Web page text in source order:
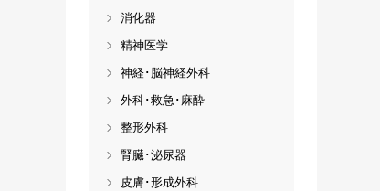
消化器
精神医学
神経･脳神経外科
外科･救急･麻酔
整形外科
腎臓･泌尿器
皮膚･形成外科